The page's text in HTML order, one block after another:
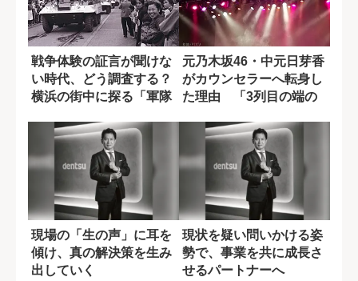
戦争体験の証言が聞けな
い時代、どう調査する？
横浜の街中に探る「軍隊
元乃木坂46・中元日芽香
がカウンセラーへ転身し
た理由 「3列目の端の
現場の「生の声」に耳を
傾け、真の解決策を生み
出していく
現状を疑い問いかける姿
勢で、事業を共に成長さ
せるパートナーへ